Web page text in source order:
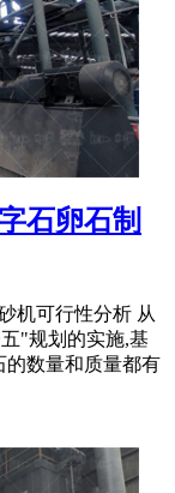
石卵石制
机可行性分析 从
"规划的实施,基
的数量和质量都有